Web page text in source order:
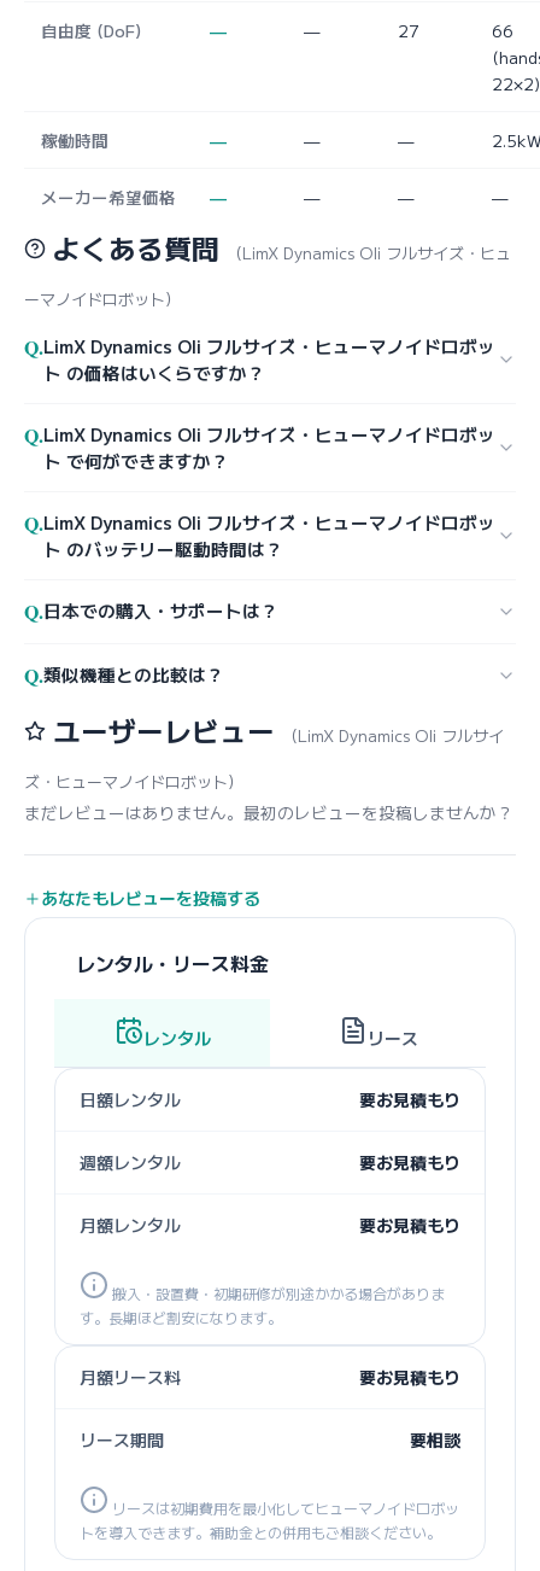
自由度 (DoF) — — 27
66
22×2)
稼働時間 — — —
メーカー希望価格 — — — —
よくある質問
（LimX Dynamics Oli フルサイズ・ヒュ
ーマノイドロボット）
Q.LimX Dynamics Oli フルサイズ・ヒューマノイドロボッ
ト の価格はいくらですか？
Q.LimX Dynamics Oli フルサイズ・ヒューマノイドロボッ
ト で何ができますか？
Q.LimX Dynamics Oli フルサイズ・ヒューマノイドロボッ
ト のバッテリー駆動時間は？
Q.日本での購入・サポートは？
Q.類似機種との比較は？
ユーザーレビュー
（LimX Dynamics Oli フルサイ
ズ・ヒューマノイドロボット）
まだレビューはありません。最初のレビューを投稿しませんか？
あなたもレビューを投稿する
レンタル・リース料金
レンタル リース
日額レンタル 要お見積もり
週額レンタル 要お見積もり
月額レンタル 要お見積もり
搬入・設置費・初期研修が別途かかる場合がありま
す。長期ほど割安になります。
月額リース料 要お見積もり
リース期間 要相談
リースは初期費用を最小化してヒューマノイドロボッ
トを導入できます。補助金との併用もご相談ください。